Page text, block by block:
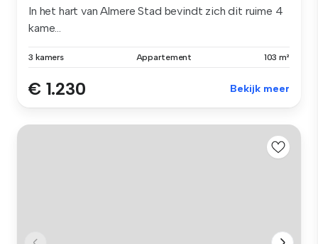
In het hart van Almere Stad bevindt zich dit ruime 4
kame...
3 kamers Appartement 103 m²
€ 1.230 Bekijk meer